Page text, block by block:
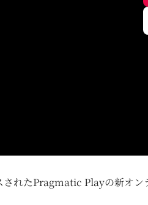
されたPragmatic Playの新オ